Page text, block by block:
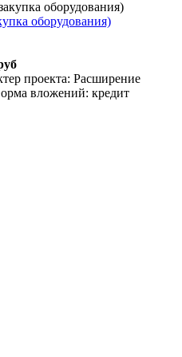
оборудования)
проекта: Расширение
вложений: кредит